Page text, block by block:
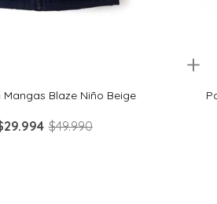
Mangas Blaze Niño Beige
29.994 $49.990
Quickview